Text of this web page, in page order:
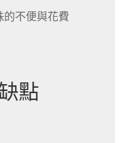
的不便與花費
點